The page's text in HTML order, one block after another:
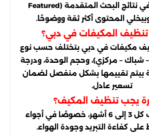
ظهور المقال في نتائج البحث المتقدمة (Featured
المكيفات في دبي؟
مكيفات في دبي بتختلف حسب نوع
شباك – مركزي)، وحجم الوحدة، ودرجة
بيتم تقييمها بشكل منفصل لضمان
تسعير عادل.
يجب تنظيف المكيف؟
في أجواء
على كفاءة التبريد وجودة الهواء.